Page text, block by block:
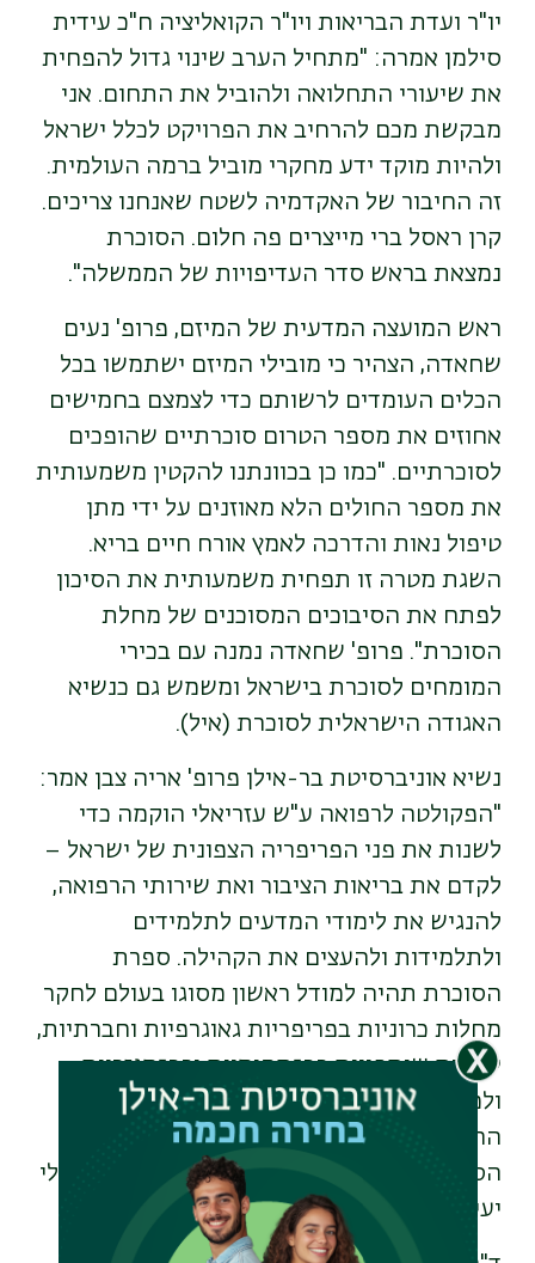
יו"ר ועדת הבריאות ויו"ר הקואליציה ח"כ עידית
סילמן אמרה: "מתחיל הערב שינוי גדול להפחית
את שיעורי התחלואה ולהוביל את התחום. אני
מבקשת מכם להרחיב את הפרויקט לכלל ישראל
ולהיות מוקד ידע מחקרי מוביל ברמה העולמית.
זה החיבור של האקדמיה לשטח שאנחנו צריכים.
קרן ראסל ברי מייצרים פה חלום. הסוכרת
נמצאת בראש סדר העדיפויות של הממשלה".
ראש המועצה המדעית של המיזם, פרופ' נעים
שחאדה, הצהיר כי מובילי המיזם ישתמשו בכל
הכלים העומדים לרשותם כדי לצמצם בחמישים
אחוזים את מספר הטרום סוכרתיים שהופכים
לסוכרתיים. "כמו כן בכוונתנו להקטין משמעותית
את מספר החולים הלא מאוזנים על ידי מתן
טיפול נאות והדרכה לאמץ אורח חיים בריא.
השגת מטרה זו תפחית משמעותית את הסיכון
לפתח את הסיבוכים המסוכנים של מחלת
הסוכרת". פרופ' שחאדה נמנה עם בכירי
המומחים לסוכרת בישראל ומשמש גם כנשיא
האגודה הישראלית לסוכרת (איל).
נשיא אוניברסיטת בר-אילן פרופ' אריה צבן אמר:
"הפקולטה לרפואה ע"ש עזריאלי הוקמה כדי
לשנות את פני הפריפריה הצפונית של ישראל –
לקדם את בריאות הציבור ואת שירותי הרפואה,
להנגיש את לימודי המדעים לתלמידים
ולתלמידות ולהעצים את הקהילה. ספרת
הסוכרת תהיה למודל ראשון מסוגו בעולם לחקר
מחלות כרוניות בפריפריות גאוגרפיות וחברתיות,
ליצירת שותפויות רב־תחומיות ורב־מגזריות
ולמקור שיניב אפיקים חדשניים של החזר
ההשקעה החברתית. אנו צופים שמודל ספרת
הסוכרת ישוכפל גם בתחומים אחרים וישמש כלי
יעיל להשגת יעדים לאומיים נוספים